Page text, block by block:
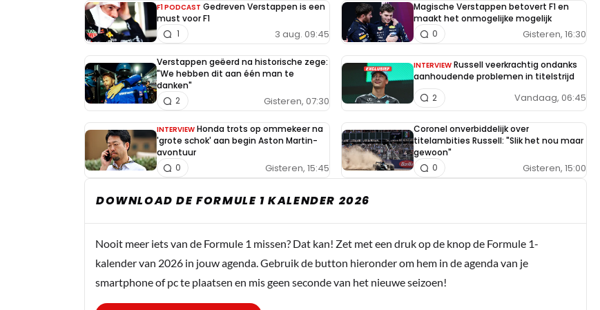
F1 PODCAST Gedreven Verstappen is een
must voor F1
3 aug. 09:45
1
Magische Verstappen betovert F1 en
maakt het onmogelijke mogelijk
Gisteren, 16:30
0
Verstappen geëerd na historische zege:
"We hebben dit aan één man te
danken"
Gisteren, 07:30
2
INTERVIEW Russell veerkrachtig ondanks
aanhoudende problemen in titelstrijd
Vandaag, 06:45
2
INTERVIEW Honda trots op ommekeer na
'grote schok' aan begin Aston Martin-
avontuur
Gisteren, 15:45
0
Coronel onverbiddelijk over
titelambities Russell: "Slik het nou maar
gewoon"
Gisteren, 15:00
0
DOWNLOAD DE FORMULE 1 KALENDER 2026
Nooit meer iets van de Formule 1 missen? Dat kan! Zet met een druk op de knop de Formule 1-
kalender van 2026 in jouw agenda. Gebruik de button hieronder om hem in de agenda van je
smartphone of pc te plaatsen en mis geen seconde van het nieuwe seizoen!